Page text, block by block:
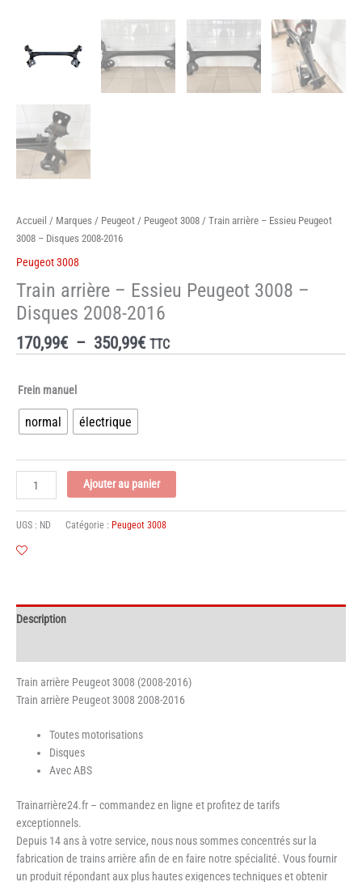
Accueil / Marques / Peugeot / Peugeot 3008 / Train arrière – Essieu Peugeot
3008 – Disques 2008-2016
Peugeot 3008
Train arrière – Essieu Peugeot 3008 –
Disques 2008-2016
170,99€ – 350,99€Plage
de
TTC
Frein manuel
normal électrique
quantité
de
Train
arrière
–
3008
-
2016
Ajouter au panier
UGS : ND Catégorie : Peugeot 3008
Description
Train arrière Peugeot 3008 (2008-2016)
Train arrière Peugeot 3008 2008-2016
Toutes motorisations
Disques
Avec ABS
Trainarrière24.fr – commandez en ligne et profitez de tarifs
exceptionnels.
Depuis 14 ans à votre service, nous nous sommes concentrés sur la
fabrication de trains arrière afin de en faire notre spécialité. Vous fournir
un produit répondant aux plus hautes exigences techniques et obtenir